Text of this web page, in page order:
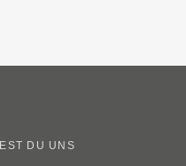
DU UNS